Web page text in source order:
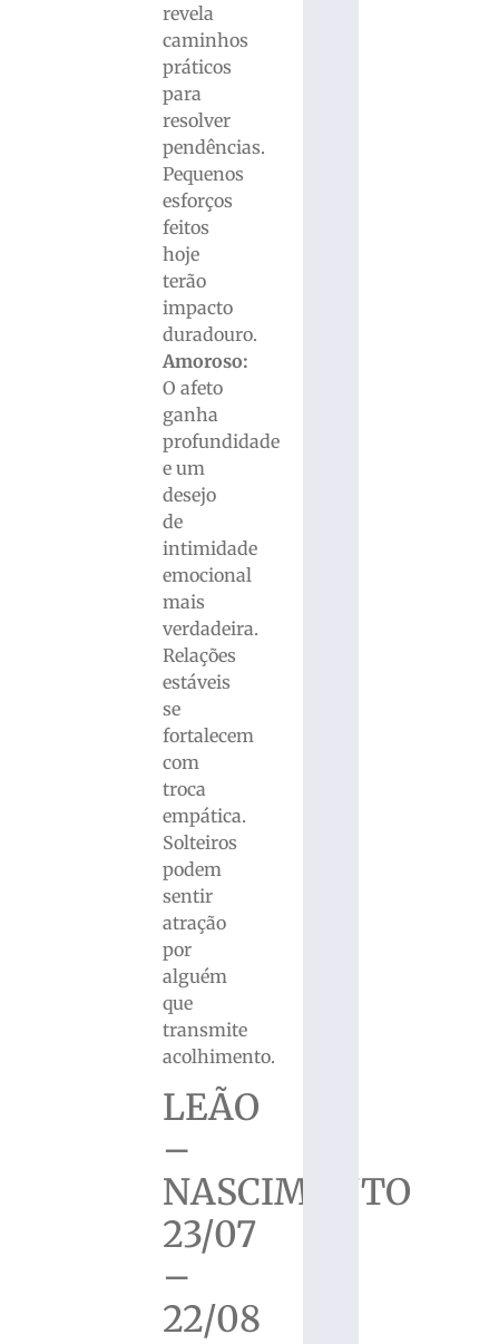
revela
caminhos
práticos
para
resolver
pendências.
Pequenos
esforços
feitos
hoje
terão
impacto
duradouro.
Amoroso:
O afeto
ganha
profundidade
e um
desejo
de
intimidade
emocional
mais
verdadeira.
Relações
estáveis
se
fortalecem
com
troca
empática.
Solteiros
podem
sentir
atração
por
alguém
que
transmite
acolhimento.
LEÃO
–
NASCIMENTO
23/07
–
22/08